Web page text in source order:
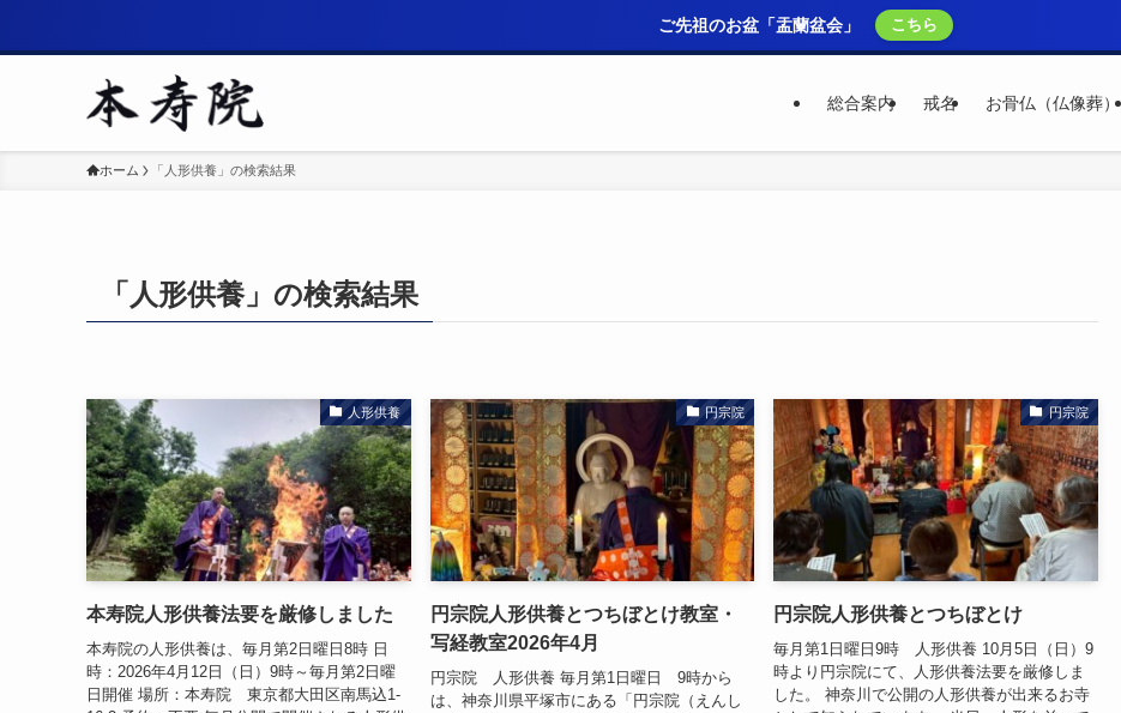
ご先祖のお盆「盂蘭盆会」 こちら
総合案内 戒名 お骨仏（仏像葬）
ホーム 「人形供養」の検索結果
「人形供養」の検索結果
人形供養
本寿院人形供養法要を厳修しました
本寿院の人形供養は、毎月第2日曜日8時 日
時：2026年4月12日（日）9時～毎月第2日曜
日開催 場所：本寿院 東京都大田区南馬込1-
円宗院
円宗院人形供養とつちぼとけ教室・
写経教室2026年4月
円宗院 人形供養 毎月第1日曜日 9時から
は、神奈川県平塚市にある「円宗院（えんし
円宗院
円宗院人形供養とつちぼとけ
毎月第1日曜日9時 人形供養 10月5日（日）9
時より円宗院にて、人形供養法要を厳修しま
した。 神奈川で公開の人形供養が出来るお寺